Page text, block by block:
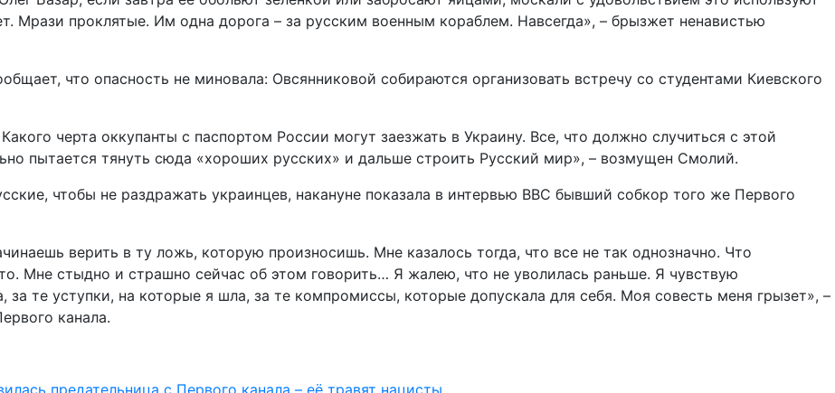
Мрази проклятые. Им одна дорога – за русским военным кораблем. Навсегда», – брызжет ненавистью
что опасность не миновала: Овсянниковой собираются организовать встречу со студентами Киевского
черта оккупанты с паспортом России могут заезжать в Украину. Все, что должно случиться с этой
пытается тянуть сюда «хороших русских» и дальше строить Русский мир», – возмущен Смолий.
чтобы не раздражать украинцев, накануне показала в интервью ВВС бывший собкор того же Первого
верить в ту ложь, которую произносишь. Мне казалось тогда, что все не так однозначно. Что
Мне стыдно и страшно сейчас об этом говорить… Я жалею, что не уволилась раньше. Я чувствую
за те уступки, на которые я шла, за те компромиссы, которые допускала для себя. Моя совесть меня грызет», –
канала.